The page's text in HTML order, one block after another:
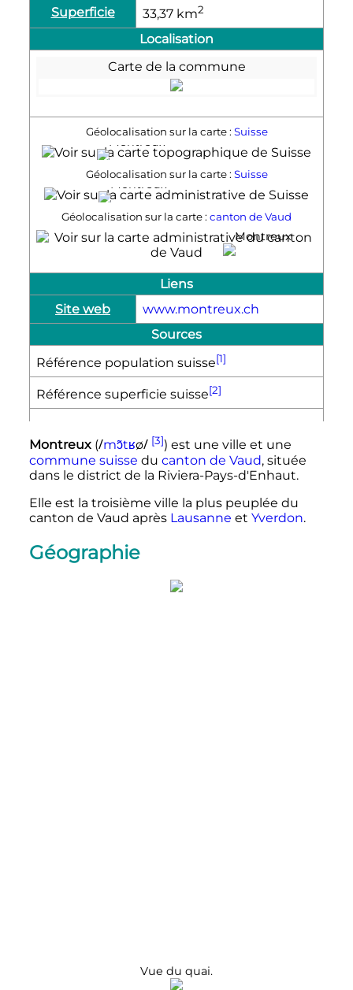
Superficie
33,37 km2
Localisation
Carte de la commune
Géolocalisation sur la carte : Suisse
Montreux
Géolocalisation sur la carte : Suisse
Montreux
Géolocalisation sur la carte : canton de Vaud
Montreux
Liens
Site web
www.montreux.ch
Sources
Référence population suisse[1]
Référence superficie suisse[2]
Montreux(/mɔ̃tʁø/ [3]) est une ville et une
commune suisse du canton de Vaud, située
dans le district de la Riviera-Pays-d'Enhaut.
Elle est la troisième ville la plus peuplée du
canton de Vaud après Lausanne et Yverdon.
Géographie
Vue du quai.